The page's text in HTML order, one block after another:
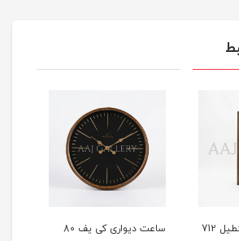
ساعت دیواری مستطیل 712
ساعت دیواری کی یف 80